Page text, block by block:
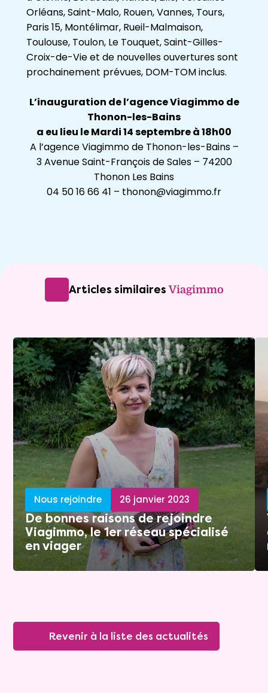
Orléans, Saint-Malo, Rouen, Vannes, Tours,
Paris 15, Montélimar, Rueil-Malmaison,
Toulouse, Toulon, Le Touquet, Saint-Gilles-
Croix-de-Vie et de nouvelles ouvertures sont
prochainement prévues, DOM-TOM inclus.
L’inauguration de l’agence Viagimmo de
Thonon-les-Bains
a eu lieu le Mardi 14 septembre à 18h00
A l’agence Viagimmo de Thonon-les-Bains –
3 Avenue Saint-François de Sales – 74200
Thonon Les Bains
04 50 16 66 41 – thonon@viagimmo.fr
Articles similairesViagimmo
Nous rejoindre 26 janvier 2023
De bonnes raisons de rejoindre
Viagimmo, le 1er réseau spécialisé
en viager
Revenir à la liste des actualités